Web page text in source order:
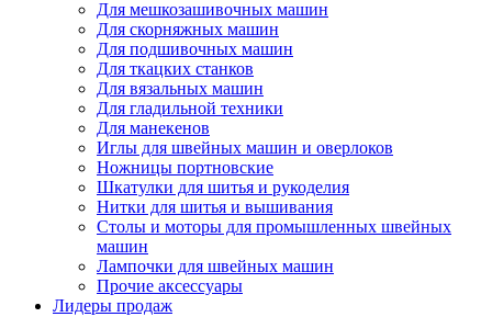
Для мешкозашивочных машин
Для скорняжных машин
Для подшивочных машин
Для ткацких станков
Для вязальных машин
Для гладильной техники
Для манекенов
Иглы для швейных машин и оверлоков
Ножницы портновские
Шкатулки для шитья и рукоделия
Нитки для шитья и вышивания
Столы и моторы для промышленных швейных
машин
Лампочки для швейных машин
Прочие аксессуары
Лидеры продаж